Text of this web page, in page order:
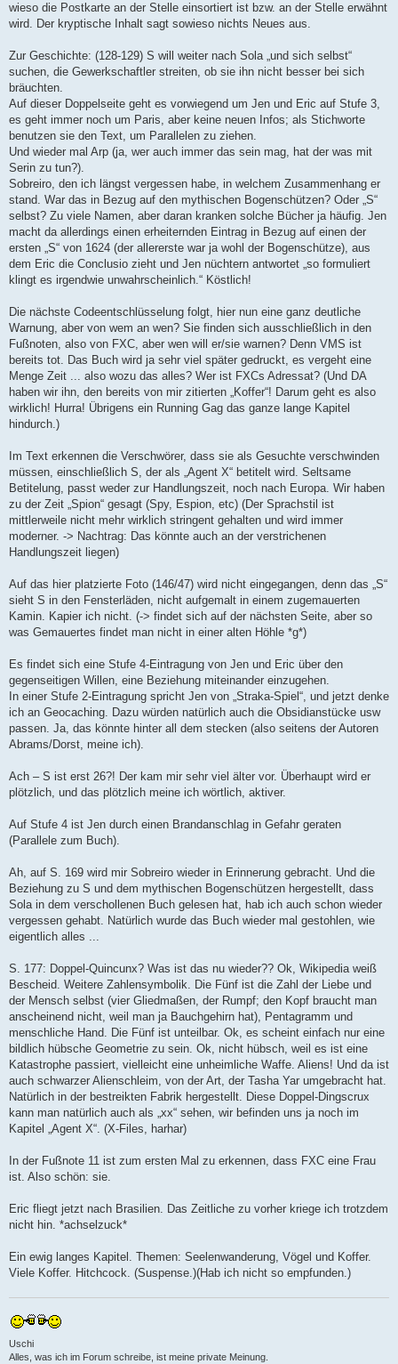
wieso die Postkarte an der Stelle einsortiert ist bzw. an der Stelle erwähnt
wird. Der kryptische Inhalt sagt sowieso nichts Neues aus.
Zur Geschichte: (128-129) S will weiter nach Sola „und sich selbst“
suchen, die Gewerkschaftler streiten, ob sie ihn nicht besser bei sich
bräuchten.
Auf dieser Doppelseite geht es vorwiegend um Jen und Eric auf Stufe 3,
es geht immer noch um Paris, aber keine neuen Infos; als Stichworte
benutzen sie den Text, um Parallelen zu ziehen.
Und wieder mal Arp (ja, wer auch immer das sein mag, hat der was mit
Serin zu tun?).
Sobreiro, den ich längst vergessen habe, in welchem Zusammenhang er
stand. War das in Bezug auf den mythischen Bogenschützen? Oder „S“
selbst? Zu viele Namen, aber daran kranken solche Bücher ja häufig. Jen
macht da allerdings einen erheiternden Eintrag in Bezug auf einen der
ersten „S“ von 1624 (der allererste war ja wohl der Bogenschütze), aus
dem Eric die Conclusio zieht und Jen nüchtern antwortet „so formuliert
klingt es irgendwie unwahrscheinlich.“ Köstlich!
Die nächste Codeentschlüsselung folgt, hier nun eine ganz deutliche
Warnung, aber von wem an wen? Sie finden sich ausschließlich in den
Fußnoten, also von FXC, aber wen will er/sie warnen? Denn VMS ist
bereits tot. Das Buch wird ja sehr viel später gedruckt, es vergeht eine
Menge Zeit ... also wozu das alles? Wer ist FXCs Adressat? (Und DA
haben wir ihn, den bereits von mir zitierten „Koffer“! Darum geht es also
wirklich! Hurra! Übrigens ein Running Gag das ganze lange Kapitel
hindurch.)
Im Text erkennen die Verschwörer, dass sie als Gesuchte verschwinden
müssen, einschließlich S, der als „Agent X“ betitelt wird. Seltsame
Betitelung, passt weder zur Handlungszeit, noch nach Europa. Wir haben
zu der Zeit „Spion“ gesagt (Spy, Espion, etc) (Der Sprachstil ist
mittlerweile nicht mehr wirklich stringent gehalten und wird immer
moderner. -> Nachtrag: Das könnte auch an der verstrichenen
Handlungszeit liegen)
Auf das hier platzierte Foto (146/47) wird nicht eingegangen, denn das „S“
sieht S in den Fensterläden, nicht aufgemalt in einem zugemauerten
Kamin. Kapier ich nicht. (-> findet sich auf der nächsten Seite, aber so
was Gemauertes findet man nicht in einer alten Höhle *g*)
Es findet sich eine Stufe 4-Eintragung von Jen und Eric über den
gegenseitigen Willen, eine Beziehung miteinander einzugehen.
In einer Stufe 2-Eintragung spricht Jen von „Straka-Spiel“, und jetzt denke
ich an Geocaching. Dazu würden natürlich auch die Obsidianstücke usw
passen. Ja, das könnte hinter all dem stecken (also seitens der Autoren
Abrams/Dorst, meine ich).
Ach – S ist erst 26?! Der kam mir sehr viel älter vor. Überhaupt wird er
plötzlich, und das plötzlich meine ich wörtlich, aktiver.
Auf Stufe 4 ist Jen durch einen Brandanschlag in Gefahr geraten
(Parallele zum Buch).
Ah, auf S. 169 wird mir Sobreiro wieder in Erinnerung gebracht. Und die
Beziehung zu S und dem mythischen Bogenschützen hergestellt, dass
Sola in dem verschollenen Buch gelesen hat, hab ich auch schon wieder
vergessen gehabt. Natürlich wurde das Buch wieder mal gestohlen, wie
eigentlich alles ...
S. 177: Doppel-Quincunx? Was ist das nu wieder?? Ok, Wikipedia weiß
Bescheid. Weitere Zahlensymbolik. Die Fünf ist die Zahl der Liebe und
der Mensch selbst (vier Gliedmaßen, der Rumpf; den Kopf braucht man
anscheinend nicht, weil man ja Bauchgehirn hat), Pentagramm und
menschliche Hand. Die Fünf ist unteilbar. Ok, es scheint einfach nur eine
bildlich hübsche Geometrie zu sein. Ok, nicht hübsch, weil es ist eine
Katastrophe passiert, vielleicht eine unheimliche Waffe. Aliens! Und da ist
auch schwarzer Alienschleim, von der Art, der Tasha Yar umgebracht hat.
Natürlich in der bestreikten Fabrik hergestellt. Diese Doppel-Dingscrux
kann man natürlich auch als „xx“ sehen, wir befinden uns ja noch im
Kapitel „Agent X“. (X-Files, harhar)
In der Fußnote 11 ist zum ersten Mal zu erkennen, dass FXC eine Frau
ist. Also schön: sie.
Eric fliegt jetzt nach Brasilien. Das Zeitliche zu vorher kriege ich trotzdem
nicht hin. *achselzuck*
Ein ewig langes Kapitel. Themen: Seelenwanderung, Vögel und Koffer.
Viele Koffer. Hitchcock. (Suspense.)(Hab ich nicht so empfunden.)
Uschi
Alles, was ich im Forum schreibe, ist meine private Meinung.